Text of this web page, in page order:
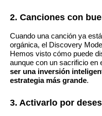
2. Canciones con
Cuando una canción ya
orgánica, el Discovery
Hemos visto cómo puede
aunque con un sacrificio en
ser una inversión
estrategia más grande.
3. Activarlo por